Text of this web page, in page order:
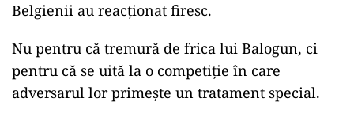
Belgienii au reacționat firesc.
Nu pentru că tremură de frica lui Balogun, ci
pentru că se uită la o competiție în care
adversarul lor primește un tratament special.